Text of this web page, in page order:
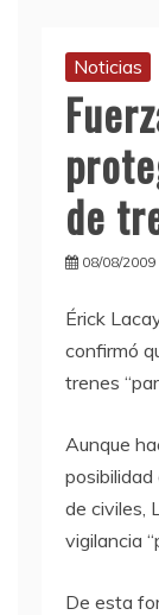
Noticias
de
08/08/2009
Érick
confirmó
trenes
Aunque
de civiles,
vigilancia
De esta